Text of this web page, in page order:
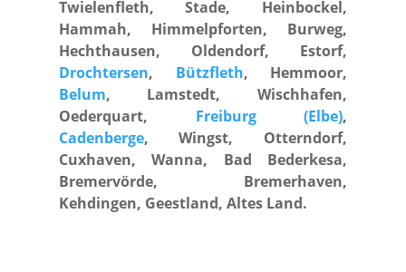
Twielenfleth, Stade, Heinbockel,
Hammah, Himmelpforten, Burweg,
Hechthausen, Oldendorf, Estorf,
Drochtersen, Bützfleth, Hemmoor,
Belum, Lamstedt, Wischhafen,
Oederquart, Freiburg (Elbe),
Cadenberge, Wingst, Otterndorf,
Cuxhaven, Wanna, Bad Bederkesa,
Bremervörde, Bremerhaven,
Kehdingen, Geestland, Altes Land.